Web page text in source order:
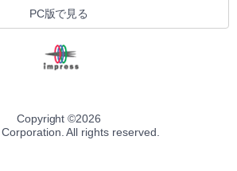
PC版で見る
Copyright ©2026
All rights reserved.